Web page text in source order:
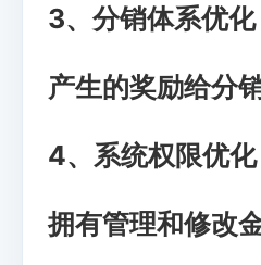
3、分销体系优
产生的奖励给分
4、系统权限优
拥有管理和修改